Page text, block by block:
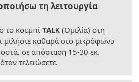
τη λειτουργία
το κουμπί TALK (Ομιλία) στη
μιλήστε καθαρά στο μικρόφωνο
σε απόσταση 15-30 εκ.
τελειώσετε.